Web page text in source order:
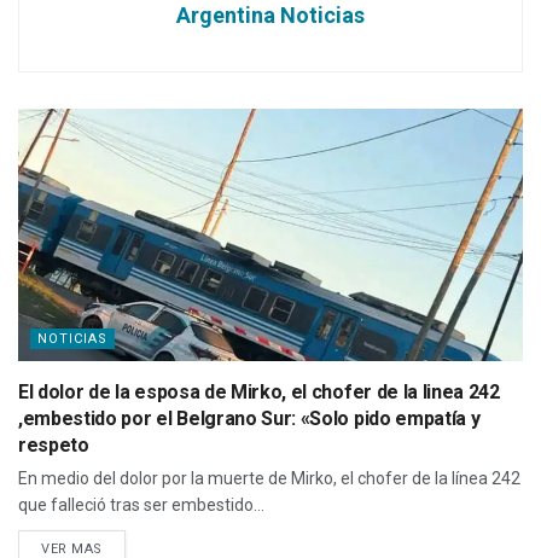
Argentina Noticias
NOTICIAS
El dolor de la esposa de Mirko, el chofer de la linea 242
,embestido por el Belgrano Sur: «Solo pido empatía y
respeto
En medio del dolor por la muerte de Mirko, el chofer de la línea 242
que falleció tras ser embestido...
VER MAS